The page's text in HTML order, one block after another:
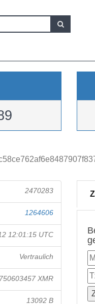
2470283
1264606
12:01:15 UTC
Vertraulich
XMR
13092 B